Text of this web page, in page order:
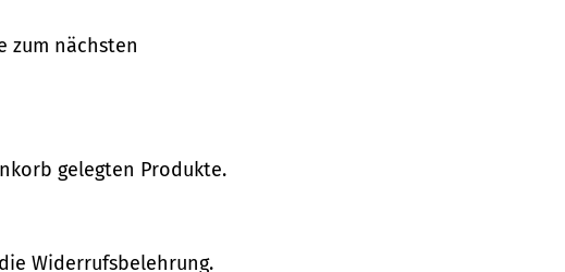
zum nächsten
gelegten Produkte.
Widerrufsbelehrung.